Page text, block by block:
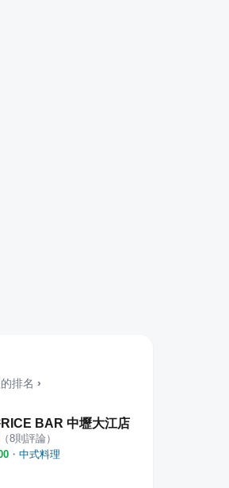
的排名 ›
BAR 中壢大江店
（8則評論）
・ 中式料理